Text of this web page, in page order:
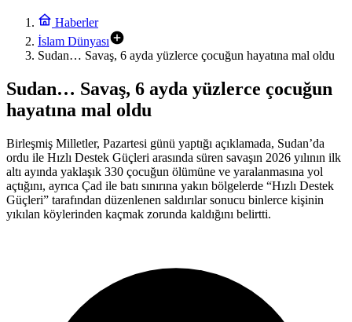
Haberler
İslam Dünyası
Sudan… Savaş, 6 ayda yüzlerce çocuğun hayatına mal oldu
Sudan… Savaş, 6 ayda yüzlerce çocuğun
hayatına mal oldu
Birleşmiş Milletler, Pazartesi günü yaptığı açıklamada, Sudan’da
ordu ile Hızlı Destek Güçleri arasında süren savaşın 2026 yılının ilk
altı ayında yaklaşık 330 çocuğun ölümüne ve yaralanmasına yol
açtığını, ayrıca Çad ile batı sınırına yakın bölgelerde “Hızlı Destek
Güçleri” tarafından düzenlenen saldırılar sonucu binlerce kişinin
yıkılan köylerinden kaçmak zorunda kaldığını belirtti.